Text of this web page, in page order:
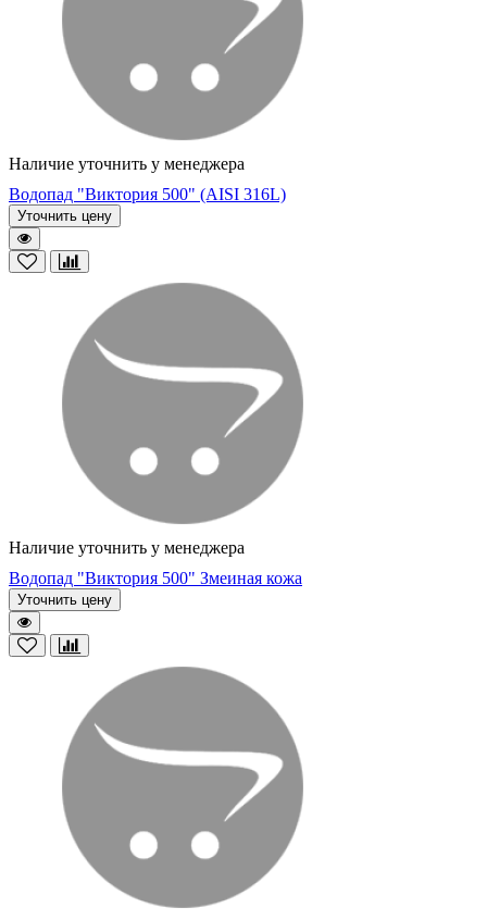
Наличие уточнить у менеджера
Водопад "Виктория 500" (AISI 316L)
Уточнить цену
Наличие уточнить у менеджера
Водопад "Виктория 500" Змеиная кожа
Уточнить цену